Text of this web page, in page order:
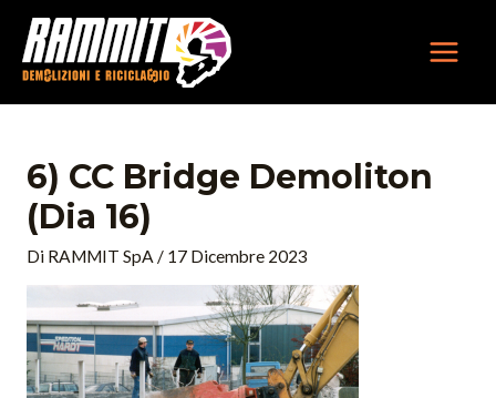
contenuto
6) CC Bridge Demoliton
(dia 16)
Di RAMMIT SpA / 17 Dicembre 2023